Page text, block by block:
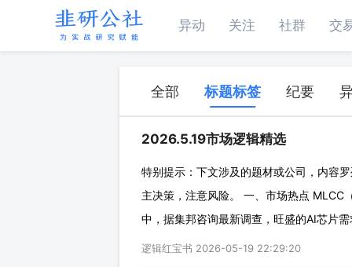
异动 关注 社群 交
全部 标题标签 纪要
2026.5.19市场逻辑精选
特别提示：下文涉及的题材或公司，内容
主决策，注意风险。 一、市场热点
中，据集邦咨询最新调查，旺盛的AI芯片
转向上的关键点。 ◇需求爆发：英伟达
逻辑红宝书 2026-05-19 22:29:20